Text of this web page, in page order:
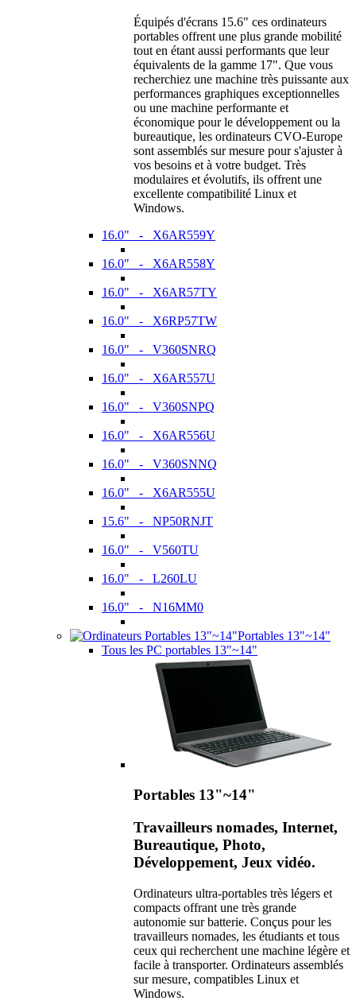
Équipés d'écrans 15.6" ces ordinateurs
portables offrent une plus grande mobilité
tout en étant aussi performants que leur
équivalents de la gamme 17". Que vous
recherchiez une machine très puissante aux
performances graphiques exceptionnelles
ou une machine performante et
économique pour le développement ou la
bureautique, les ordinateurs CVO-Europe
sont assemblés sur mesure pour s'ajuster à
vos besoins et à votre budget. Très
modulaires et évolutifs, ils offrent une
excellente compatibilité Linux et
Windows.
16.0" - X6AR559Y
16.0" - X6AR558Y
16.0" - X6AR57TY
16.0" - X6RP57TW
16.0" - V360SNRQ
16.0" - X6AR557U
16.0" - V360SNPQ
16.0" - X6AR556U
16.0" - V360SNNQ
16.0" - X6AR555U
15.6" - NP50RNJT
16.0" - V560TU
16.0" - L260LU
16.0" - N16MM0
Portables 13"~14"
Tous les PC portables 13"~14"
Portables 13"~14"
Travailleurs nomades, Internet,
Bureautique, Photo,
Développement, Jeux vidéo.
Ordinateurs ultra-portables très légers et
compacts offrant une très grande
autonomie sur batterie. Conçus pour les
travailleurs nomades, les étudiants et tous
ceux qui recherchent une machine légère et
facile à transporter. Ordinateurs assemblés
sur mesure, compatibles Linux et
Windows.